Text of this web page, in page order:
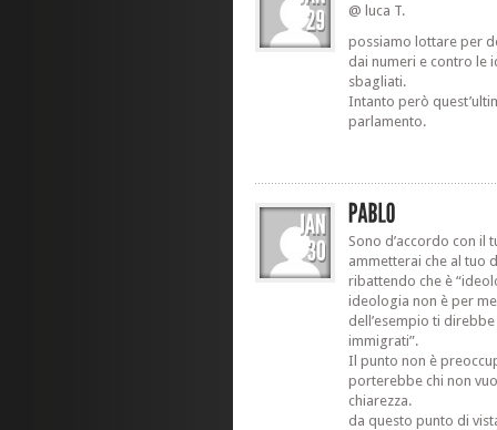
@ luca T.
possiamo lottare per
dai numeri e contro le
sbagliati.
Intanto però
parlamento.
Sono d’accordo con il
ammetterai che al tuo
ribattendo che è
ideologia non è per
dell’esempio ti
immigrati”.
Il punto non è
porterebbe chi non
chiarezza.
da questo punto di